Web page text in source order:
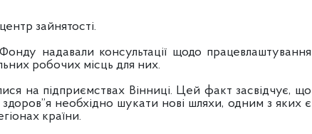
зайнятості.
надавали консультації щодо працевлаштування
робочих місць для них.
на підприємствах Вінниці. Цей факт засвідчує, що
необхідно шукати нові шляхи, одним з яких є
країни.